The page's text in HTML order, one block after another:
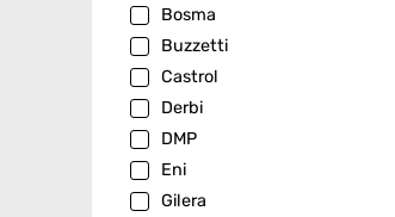
Bosma
Buzzetti
Castrol
Derbi
DMP
Eni
Gilera